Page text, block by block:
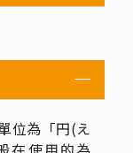
位為「円(え